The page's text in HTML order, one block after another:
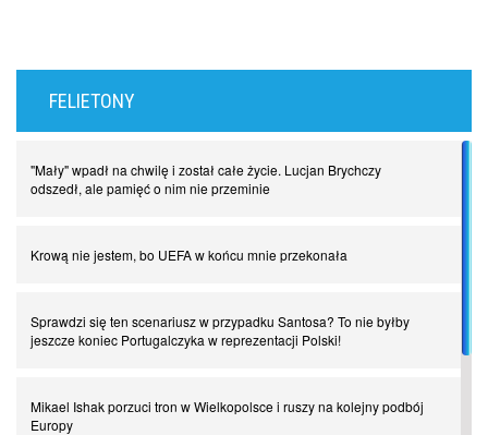
FELIETONY
"Mały" wpadł na chwilę i został całe życie. Lucjan Brychczy
odszedł, ale pamięć o nim nie przeminie
Krową nie jestem, bo UEFA w końcu mnie przekonała
Sprawdzi się ten scenariusz w przypadku Santosa? To nie byłby
jeszcze koniec Portugalczyka w reprezentacji Polski!
Mikael Ishak porzuci tron w Wielkopolsce i ruszy na kolejny podbój
Europy